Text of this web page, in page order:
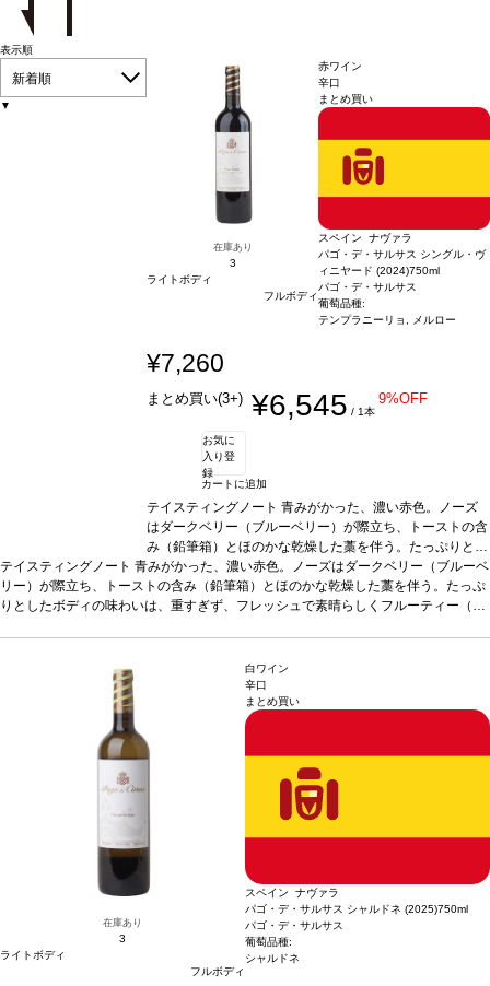
表示順
新着順
▼
在庫あり
3
ライトボディ
フルボディ
赤ワイン
辛口
まとめ買い
スペイン ナヴァラ
パゴ・デ・サルサス シングル・ヴ
ィニヤード (2024)750ml
パゴ・デ・サルサス
葡萄品種:
テンプラニーリョ, メルロー
¥7,260
まとめ買い(3+) ¥6,545 / 1本
9%OFF
お気に
入り登
録
カートに追加
テイスティングノート青みがかった、濃い赤色。ノーズ
はダークベリー（ブルーベリー）が際立ち、トーストの含
み（鉛筆箱）とほのかな乾燥した藁を伴う。たっぷりとし
たボディの味わいは、重すぎず、フレッシュで素晴らしく
フルーティー（ブルーベリー、ブラックベリー）。しっか
りとして、甘いタンニンも感じるフィニッシュが続く。
フォールチーズと生ハムなどと好相性。
ラニーリョ 75%、メルロー 25%
切れの場合、在庫があり価格が同様の場合は自動的に次の
ヴィンテージに変更されます、ご了承ください。
テイスティングノート 青みがかった、濃い赤色。ノーズはダークベリー（ブルーベ
リー）が際立ち、トーストの含み（鉛筆箱）とほのかな乾燥した藁を伴う。たっぷ
りとしたボディの味わいは、重すぎず、フレッシュで素晴らしくフルーティー（ブ
らゆる肉料理、またマンチェゴチーズやロックフォールチーズと生ハムなどと好相
テンプラニーリョ 75%、メルロー 25%
の場合、在庫があり価格が同様の場合は自動的に次のヴィンテージに変更されま
す、ご了承ください。
在庫あり
3
ライトボディ
フルボディ
白ワイン
辛口
まとめ買い
スペイン ナヴァラ
パゴ・デ・サルサス シャルドネ (2025)750ml
パゴ・デ・サルサス
葡萄品種:
シャルドネ